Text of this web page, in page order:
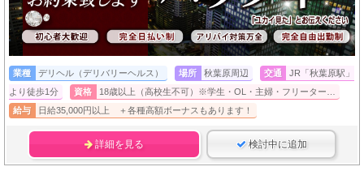
業種 デリヘル（デリバリーヘルス） 場所 秋葉原周辺 交通
JR「秋葉原駅」
より徒歩1分
資格
18歳以上（高校生不可）※学生・OL・主婦・フリーター…
給与
日給35,000円以上 ＋各種高額ボーナスもあります！
詳細を見る 検討中に追加